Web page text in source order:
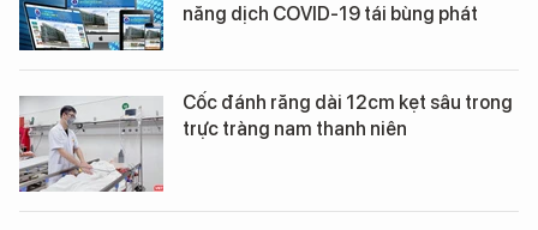
năng dịch COVID-19 tái bùng phát
Cốc đánh răng dài 12cm kẹt sâu trong
trực tràng nam thanh niên